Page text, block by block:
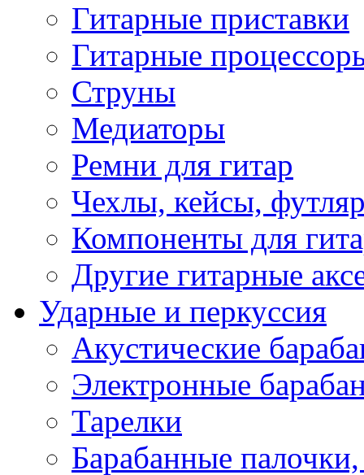
Гитарные приставки
Гитарные
Струны
Медиаторы
Ремни для гитар
Чехлы, кейсы,
Компоненты для
Другие гитарные
Ударные и перкуссия
Акустические
Электронные
Тарелки
Барабанные